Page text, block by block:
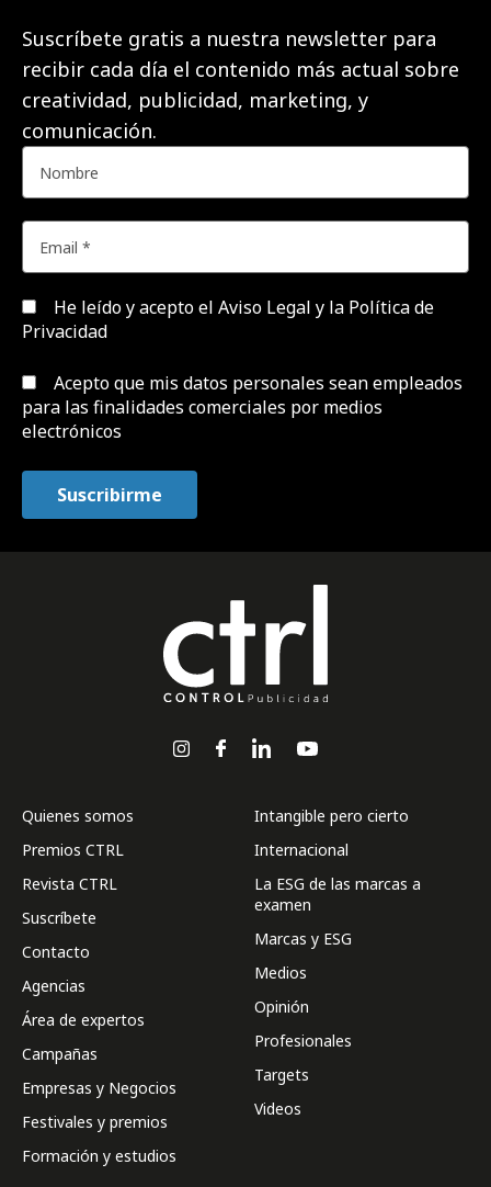
Suscríbete gratis a nuestra newsletter para
recibir cada día el contenido más actual sobre
creatividad, publicidad, marketing, y
comunicación.
He leído y acepto el Aviso Legal y la Política de
Privacidad
Acepto que mis datos personales sean empleados
para las finalidades comerciales por medios
electrónicos
Quienes somos
Premios CTRL
Revista CTRL
Suscríbete
Contacto
Agencias
Área de expertos
Campañas
Empresas y Negocios
Festivales y premios
Formación y estudios
Intangible pero cierto
Internacional
La ESG de las marcas a
examen
Marcas y ESG
Medios
Opinión
Profesionales
Targets
Videos